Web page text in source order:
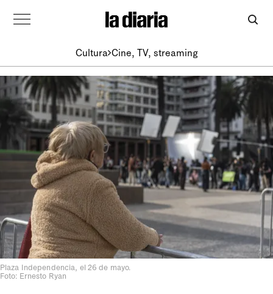
Cultura Cine, TV, streaming
Plaza Independencia, el 26 de mayo.
Foto: Ernesto Ryan